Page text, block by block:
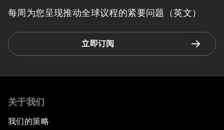
每周为您呈现推动全球议程的紧要问题（英文）
立即订阅
关于我们
我们的策略